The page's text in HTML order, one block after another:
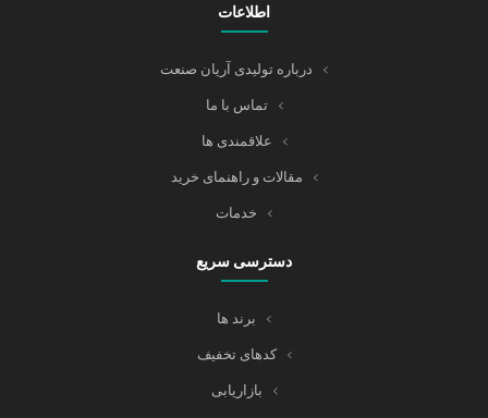
اطلاعات
درباره تولیدی آریان صنعت
تماس با ما
علاقمندی ها
مقالات و راهنمای خرید
خدمات
دسترسی سریع
برند ها
کدهای تخفیف
بازاریابی